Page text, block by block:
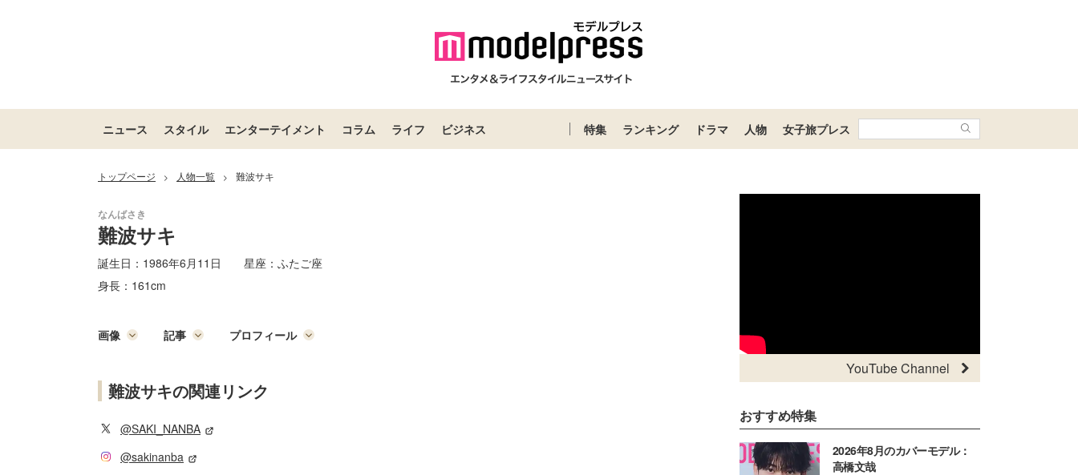
ニュース スタイル エンターテイメント コラム ライフ ビジネス 特集 ランキング ドラマ 人物 女子旅プレス
トップページ > 人物一覧 > 難波サキ
難波サキ
誕生日： 1986年6月11日 星座： ふたご座
身長： 161cm
画像 記事 プロフィール
難波サキの関連リンク
@SAKI_NANBA
@sakinanba
YouTube Channel
おすすめ特集
2026年8月のカバーモデル：
高橋文哉